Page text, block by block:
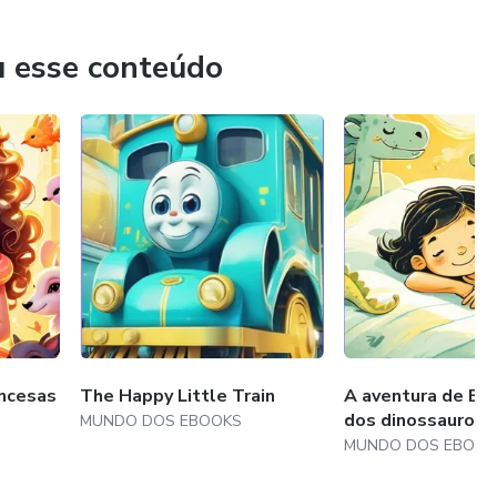
de negócios, os livros são uma ferramenta
científica, têm o poder de transportar os leitores para
que mentes jovens e adultas explorem
pode ser transformador. Esses eBooks oferecem
conteúdo
The Happy Little Train
MUNDO DOS EBOOKS
A aventura de
dos dinossauros
MUNDO DOS EBOOKS